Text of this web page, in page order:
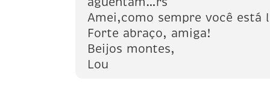
Amei,como sempre você está
Forte abraço, amiga!
Beijos montes,
Lou